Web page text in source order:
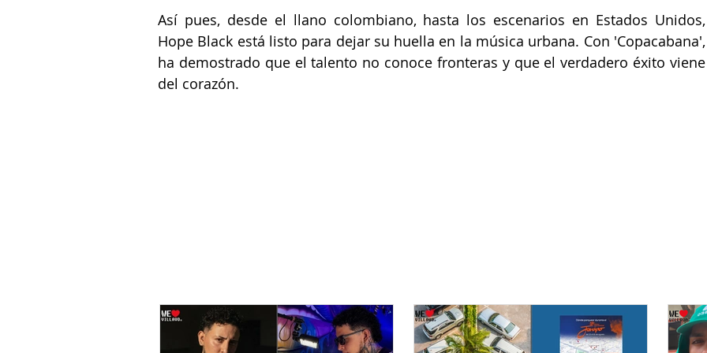
Así pues, desde el llano colombiano, hasta los escenarios en Estados Unidos
Hope Black está listo para dejar su huella en la música urbana. Con 'Copacabana',
ha demostrado que el talento no conoce fronteras y que el verdadero éxito viene
del corazón.